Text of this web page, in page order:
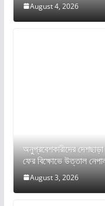
August 4, 2026
অনুপ্রবেশকারীদের
ফের বিক্ষোভে উত্তাল
August 3, 2026